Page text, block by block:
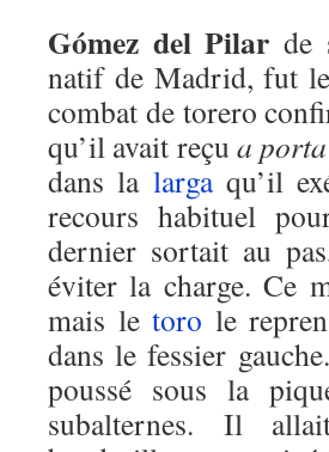
Gómez del Pilar de
natif de Madrid, fut
combat de torero
qu’il avait reçu a porta
dans la largaqu’il
recours habituel
dernier sortait au
éviter la charge. Ce
mais letoro le
dans le fessier
poussé sous la
subalternes. Il